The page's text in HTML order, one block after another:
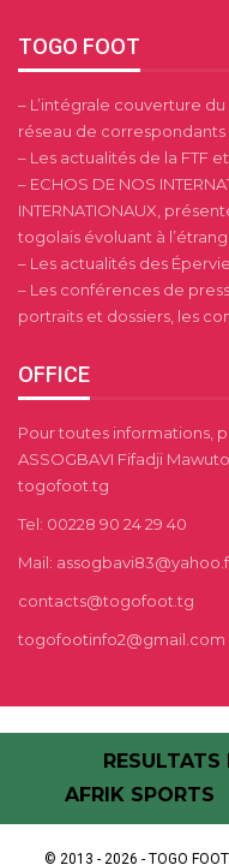
TOGO FOOT
– L’intégrale couverture
réseau de
– Les actualités de la FTF
– ECHOS DE NOS
INTERNATIONAUX,
togolais évoluant à
– Les actualités des
– Les conférences de
portraits et dossiers, les
OFFICE
Pour toutes informations,
ASSOGBAVI Fifadji
togofoot.tg
Tel: 00228 90 24 29 40
Mail:
contacts@togofoot.tg
togofootinfo2@gmail.com
AFRIK SPORTS
© 2013 - 2026 - TOGO